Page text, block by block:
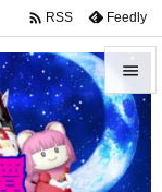


メニュ

 RSS Feedly